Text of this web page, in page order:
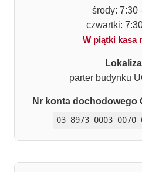
środy: 7:30
czwartki:
W piątki kasa
parter budynku
Nr konta dochodowego
03 8973 0003 0070